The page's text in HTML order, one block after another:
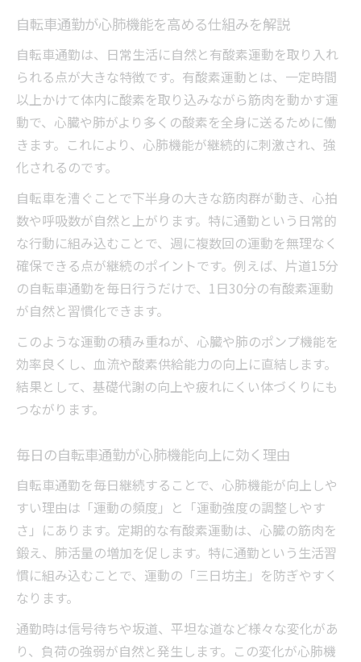
自転車通勤が心肺機能を高める仕組みを解説
自転車通勤は、日常生活に自然と有酸素運動を取り入れ
られる点が大きな特徴です。有酸素運動とは、一定時間
以上かけて体内に酸素を取り込みながら筋肉を動かす運
動で、心臓や肺がより多くの酸素を全身に送るために働
きます。これにより、心肺機能が継続的に刺激され、強
化されるのです。
自転車を漕ぐことで下半身の大きな筋肉群が動き、心拍
数や呼吸数が自然と上がります。特に通勤という日常的
な行動に組み込むことで、週に複数回の運動を無理なく
確保できる点が継続のポイントです。例えば、片道15分
の自転車通勤を毎日行うだけで、1日30分の有酸素運動
が自然と習慣化できます。
このような運動の積み重ねが、心臓や肺のポンプ機能を
効率良くし、血流や酸素供給能力の向上に直結します。
結果として、基礎代謝の向上や疲れにくい体づくりにも
つながります。
毎日の自転車通勤が心肺機能向上に効く理由
自転車通勤を毎日継続することで、心肺機能が向上しや
すい理由は「運動の頻度」と「運動強度の調整しやす
さ」にあります。定期的な有酸素運動は、心臓の筋肉を
鍛え、肺活量の増加を促します。特に通勤という生活習
慣に組み込むことで、運動の「三日坊主」を防ぎやすく
なります。
通勤時は信号待ちや坂道、平坦な道など様々な変化があ
り、負荷の強弱が自然と発生します。この変化が心肺機